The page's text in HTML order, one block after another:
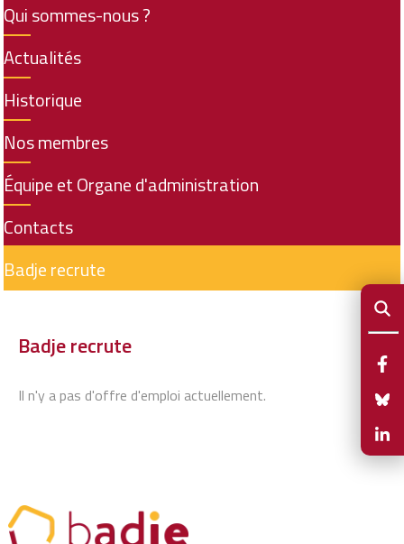
Qui sommes-nous ?
Actualités
Historique
Nos membres
Équipe et Organe d'administration
Contacts
Badje recrute
Badje recrute
Il n'y a pas d'offre d'emploi actuellement.